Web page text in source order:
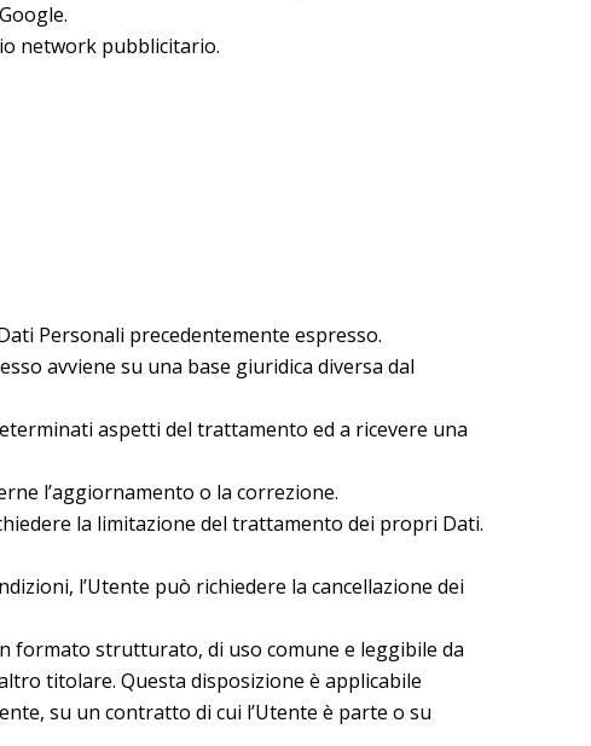
network pubblicitario.
Personali precedentemente espresso.
avviene su una base giuridica diversa dal
aspetti del trattamento ed a ricevere una
l’aggiornamento o la correzione.
la limitazione del trattamento dei propri Dati.
l’Utente può richiedere la cancellazione dei
formato strutturato, di uso comune e leggibile da
titolare. Questa disposizione è applicabile
su un contratto di cui l’Utente è parte o su